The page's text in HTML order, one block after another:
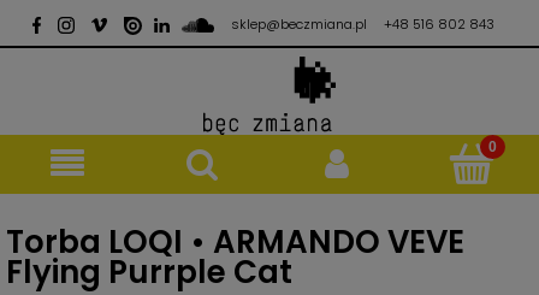
sklep@beczmiana.pl +48 516 802 843
Torba LOQI • ARMANDO VEVE
Flying Purrple Cat